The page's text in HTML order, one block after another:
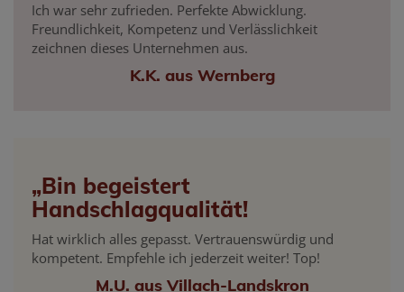
Ich war sehr zufrieden. Perfekte Abwicklung.
Freundlichkeit, Kompetenz und Verlässlichkeit
zeichnen dieses Unternehmen aus.
K.K. aus Wernberg
„Bin begeistert
Handschlagqualität!
Hat wirklich alles gepasst. Vertrauenswürdig und
kompetent. Empfehle ich jederzeit weiter! Top!
M.U. aus Villach-Landskron